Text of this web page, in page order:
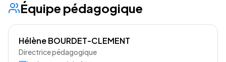
Équipe pédagogique
Hélène BOURDET-CLEMENT
Directrice pédagogique